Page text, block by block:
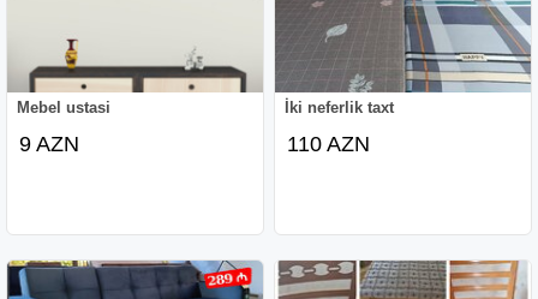
Mebel ustasi
9 AZN
İki neferlik taxt
110 AZN